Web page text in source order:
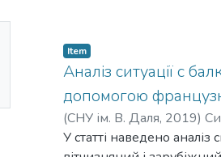
Item
Аналіз ситуації с
допомогою
(СНУ ім. В. Даля, 2019)
У статті наведено